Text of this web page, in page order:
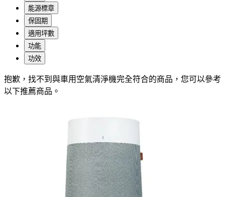
能源標章
保固期
適用坪數
功能
功效
抱歉， 找不到與車用空氣清淨機完全符合的商品，您可以參考
以下推薦商品 。